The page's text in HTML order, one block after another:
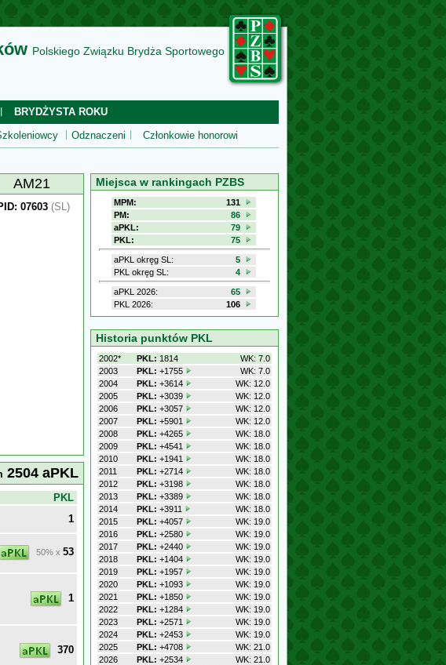
Polskiego Związku Brydża Sportowego
BRYDŻYSTA ROKU
Odznaczeni Członkowie honorowi
AM21
07603 (SL)
2504 aPKL
PKL
1
50% x 53
1
370
Miejsca w rankingach PZBS
MPM:
131
PM:
86
aPKL:
79
PKL:
75
aPKL okręg SL:
5
PKL okręg SL:
4
aPKL 2026:
65
PKL 2026:
106
Historia punktów PKL
2002* PKL: 1814
WK: 7.0
2003
PKL: +1755
WK: 7.0
2004
PKL: +3614
WK: 12.0
2005
PKL: +3039
WK: 12.0
2006
PKL: +3057
WK: 12.0
2007
PKL: +5901
WK: 12.0
2008
PKL: +4265
WK: 18.0
2009
PKL: +4541
WK: 18.0
2010
PKL: +1941
WK: 18.0
2011
PKL: +2714
WK: 18.0
2012
PKL: +3198
WK: 18.0
2013
PKL: +3389
WK: 18.0
2014
PKL: +3911
WK: 18.0
2015
PKL: +4057
WK: 19.0
2016
PKL: +2580
WK: 19.0
2017
PKL: +2440
WK: 19.0
2018
PKL: +1404
WK: 19.0
2019
PKL: +1957
WK: 19.0
2020
PKL: +1093
WK: 19.0
2021
PKL: +1850
WK: 19.0
2022
PKL: +1284
WK: 19.0
2023
PKL: +2571
WK: 19.0
2024
PKL: +2453
WK: 19.0
2025
PKL: +4708
WK: 21.0
2026
PKL: +2534 WK: 21.0